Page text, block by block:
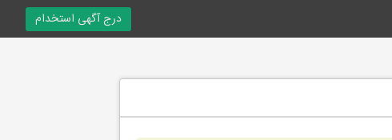
درج آگهی استخدام